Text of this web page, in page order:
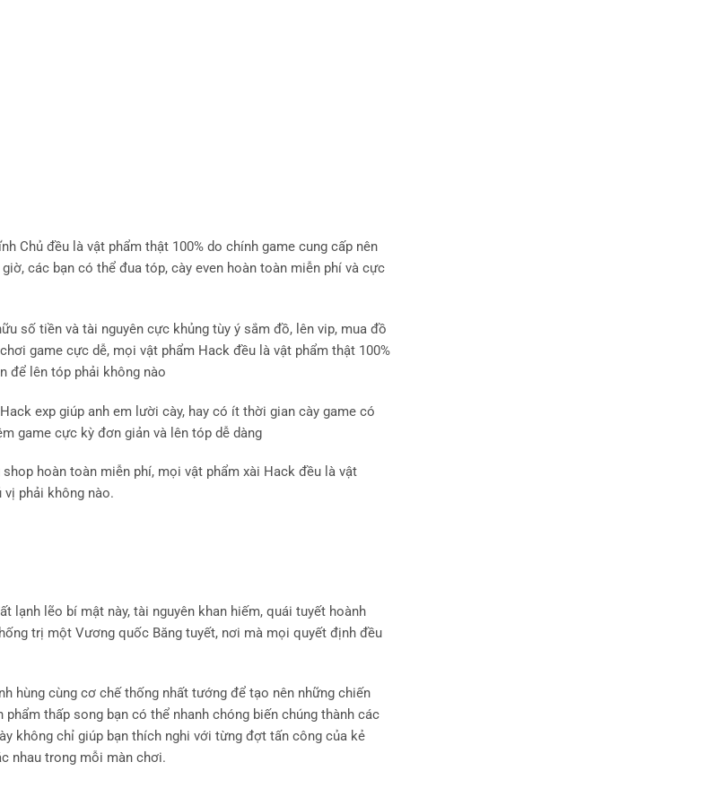
Chủ đều là vật phẩm thật 100% do chính game cung cấp nên
các bạn có thể đua tóp, cày even hoàn toàn miễn phí và cực
số tiền và tài nguyên cực khủng tùy ý sắm đồ, lên vip, mua đồ
game cực dễ, mọi vật phẩm Hack đều là vật phẩm thật 100%
để lên tóp phải không nào
exp giúp anh em lười cày, hay có ít thời gian cày game có
game cực kỳ đơn giản và lên tóp dễ dàng
hoàn toàn miễn phí, mọi vật phẩm xài Hack đều là vật
phải không nào.
lạnh lẽo bí mật này, tài nguyên khan hiếm, quái tuyết hoành
trị một Vương quốc Băng tuyết, nơi mà mọi quyết định đều
hùng cùng cơ chế thống nhất tướng để tạo nên những chiến
thấp song bạn có thể nhanh chóng biến chúng thành các
không chỉ giúp bạn thích nghi với từng đợt tấn công của kẻ
nhau trong mỗi màn chơi.